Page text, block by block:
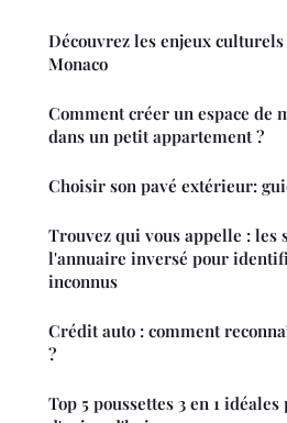
Découvrez les enjeux
Monaco
Comment créer un espace de
dans un petit appartement ?
Choisir son pavé extérieur:
Trouvez qui vous appelle : les
l'annuaire inversé pour
inconnus
Crédit auto : comment
?
Top 5 poussettes 3 en 1